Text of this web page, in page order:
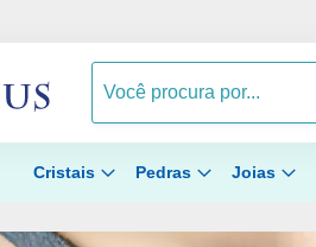
Cristais Pedras Joias